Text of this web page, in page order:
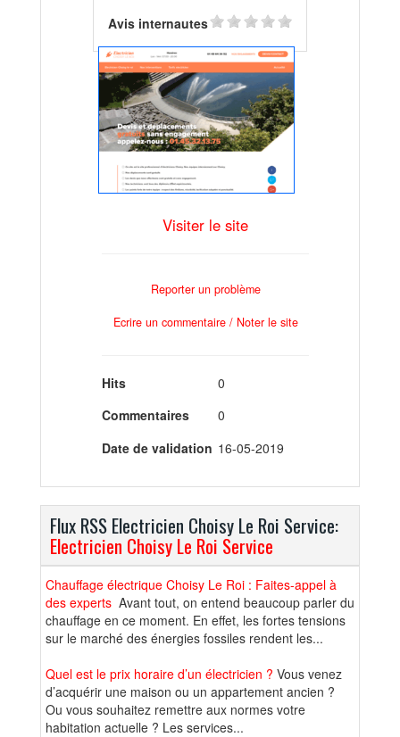
Avis internautes
Visiter le site
Reporter un problème
Ecrire un commentaire / Noter le site
Hits
0
Commentaires
0
Date de validation 16-05-2019
Flux RSS Electricien Choisy Le Roi Service:
Electricien Choisy Le Roi Service
Chauffage électrique Choisy Le Roi : Faites-appel à
des experts Avant tout, on entend beaucoup parler du
chauffage en ce moment. En effet, les fortes tensions
sur le marché des énergies fossiles rendent les...
Quel est le prix horaire d’un électricien ? Vous venez
d’acquérir une maison ou un appartement ancien ?
Ou vous souhaitez remettre aux normes votre
habitation actuelle ? Les services...